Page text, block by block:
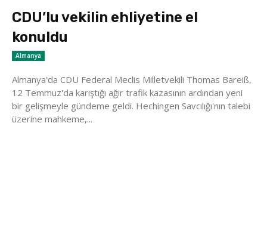
CDU’lu vekilin ehliyetine el
konuldu
Almanya
Almanya'da CDU Federal Meclis Milletvekili Thomas Bareiß,
12 Temmuz'da karıştığı ağır trafik kazasının ardından yeni
bir gelişmeyle gündeme geldi. Hechingen Savcılığı'nın talebi
üzerine mahkeme,...